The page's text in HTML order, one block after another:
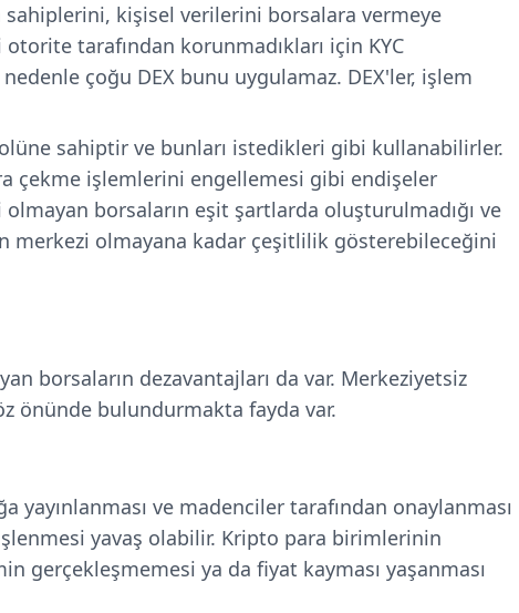
kişisel verilerini borsalara vermeye
tarafından korunmadıkları için KYC
çoğu DEX bunu uygulamaz. DEX'ler, işlem
sahiptir ve bunları istedikleri gibi kullanabilirler.
çekme işlemlerini engellemesi gibi endişeler
borsaların eşit şartlarda oluşturulmadığı ve
merkezi olmayana kadar çeşitlilik gösterebileceğini
borsaların dezavantajları da var. Merkeziyetsiz
önünde bulundurmakta fayda var.
yayınlanması ve madenciler tarafından onaylanması
yavaş olabilir. Kripto para birimlerinin
gerçekleşmemesi ya da fiyat kayması yaşanması